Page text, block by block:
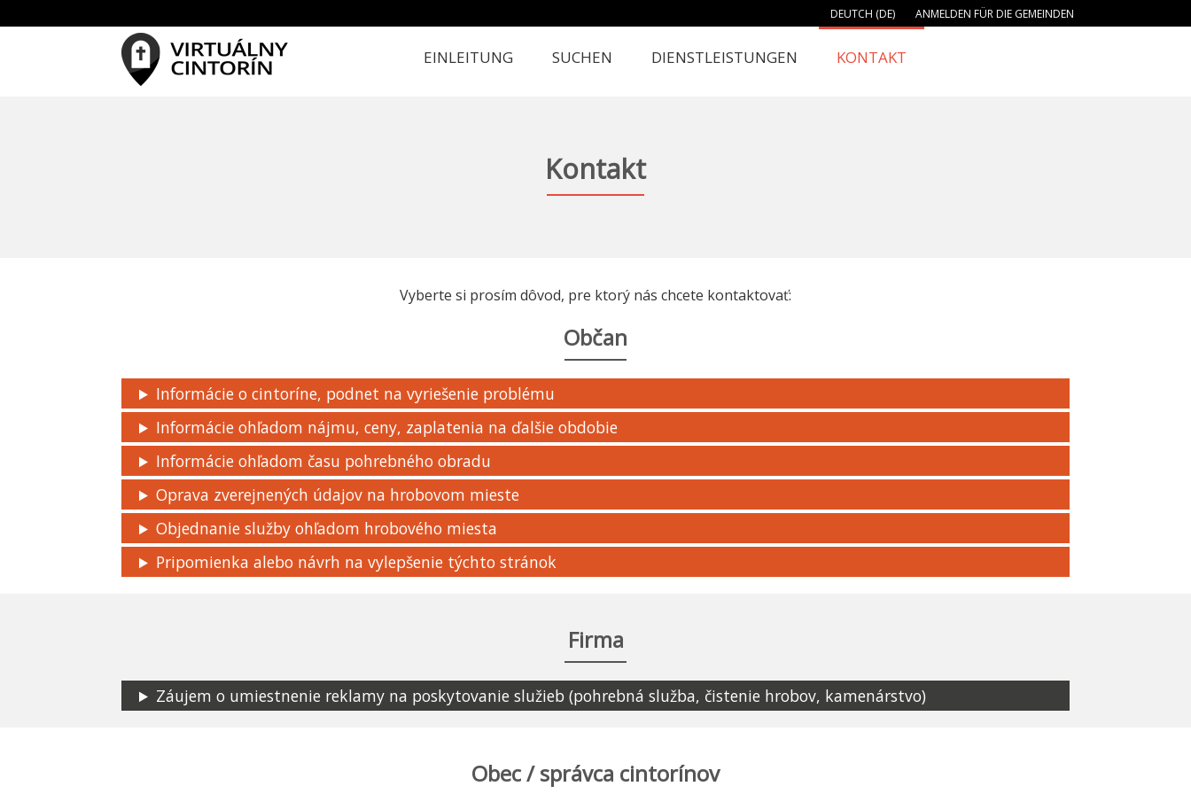
DEUTCH (DE) ANMELDEN FÜR DIE GEMEINDEN
EINLEITUNG SUCHEN DIENSTLEISTUNGEN KONTAKT
Kontakt
Vyberte si prosím dôvod, pre ktorý nás chcete kontaktovať:
Občan
Informácie o cintoríne, podnet na vyriešenie problému
Informácie ohľadom nájmu, ceny, zaplatenia na ďalšie obdobie
Informácie ohľadom času pohrebného obradu
Oprava zverejnených údajov na hrobovom mieste
Objednanie služby ohľadom hrobového miesta
Pripomienka alebo návrh na vylepšenie týchto stránok
Firma
Záujem o umiestnenie reklamy na poskytovanie služieb (pohrebná služba, čistenie hrobov, kamenárstvo)
Obec / správca cintorínov